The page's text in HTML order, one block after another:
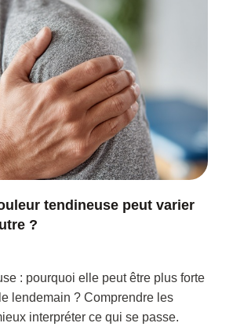
tendineuse peut varier
?
: pourquoi elle peut être plus forte
lendemain ? Comprendre les
interpréter ce qui se passe.